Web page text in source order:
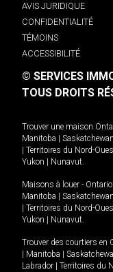
AVIS JURIDIQUE
CONFIDENTIALITÉ
TÉMOINS
ACCESSIBILITÉ
© SERVICES
TOUS DROITS
Trouver une maison
Manitoba
Saskatchewan
Territoires du Nord-
Yukon
Nunavut.
Maisons à louer - Ontario
Manitoba
Saskatchewan
Territoires du Nord-
Yukon
Nunavut.
Trouver des courtiers en
Manitoba
Labrador
Territoires du